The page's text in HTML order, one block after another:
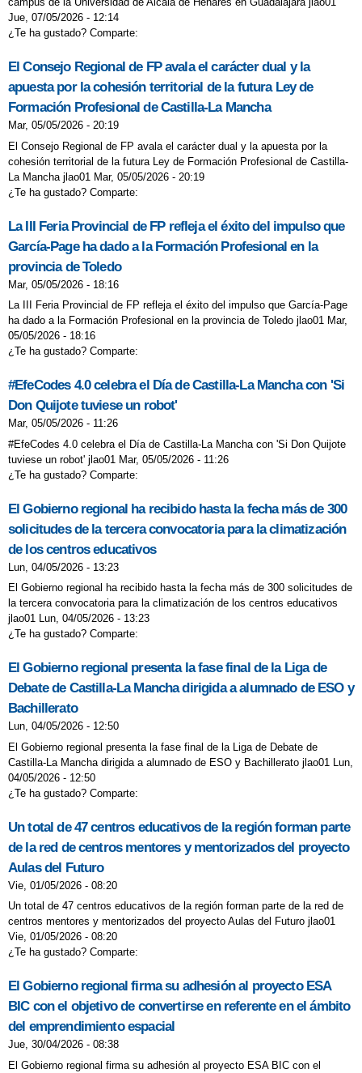
Jue, 07/05/2026 - 12:14
¿Te ha gustado? Comparte:
El Consejo Regional de FP avala el carácter dual y la
apuesta por la cohesión territorial de la futura Ley de
Formación Profesional de Castilla-La Mancha
Mar, 05/05/2026 - 20:19
El Consejo Regional de FP avala el carácter dual y la apuesta por la
cohesión territorial de la futura Ley de Formación Profesional de Castilla-
La Mancha jlao01 Mar, 05/05/2026 - 20:19
¿Te ha gustado? Comparte:
La III Feria Provincial de FP refleja el éxito del impulso que
García-Page ha dado a la Formación Profesional en la
provincia de Toledo
Mar, 05/05/2026 - 18:16
La III Feria Provincial de FP refleja el éxito del impulso que García-Page
ha dado a la Formación Profesional en la provincia de Toledo jlao01 Mar,
05/05/2026 - 18:16
¿Te ha gustado? Comparte:
#EfeCodes 4.0 celebra el Día de Castilla-La Mancha con 'Si
Don Quijote tuviese un robot'
Mar, 05/05/2026 - 11:26
#EfeCodes 4.0 celebra el Día de Castilla-La Mancha con 'Si Don Quijote
tuviese un robot' jlao01 Mar, 05/05/2026 - 11:26
¿Te ha gustado? Comparte:
El Gobierno regional ha recibido hasta la fecha más de 300
solicitudes de la tercera convocatoria para la climatización
de los centros educativos
Lun, 04/05/2026 - 13:23
El Gobierno regional ha recibido hasta la fecha más de 300 solicitudes de
la tercera convocatoria para la climatización de los centros educativos
jlao01 Lun, 04/05/2026 - 13:23
¿Te ha gustado? Comparte:
El Gobierno regional presenta la fase final de la Liga de
Debate de Castilla-La Mancha dirigida a alumnado de ESO y
Bachillerato
Lun, 04/05/2026 - 12:50
El Gobierno regional presenta la fase final de la Liga de Debate de
Castilla-La Mancha dirigida a alumnado de ESO y Bachillerato jlao01 Lun,
04/05/2026 - 12:50
¿Te ha gustado? Comparte:
Un total de 47 centros educativos de la región forman parte
de la red de centros mentores y mentorizados del proyecto
Aulas del Futuro
Vie, 01/05/2026 - 08:20
Un total de 47 centros educativos de la región forman parte de la red de
centros mentores y mentorizados del proyecto Aulas del Futuro jlao01
Vie, 01/05/2026 - 08:20
¿Te ha gustado? Comparte:
El Gobierno regional firma su adhesión al proyecto ESA
BIC con el objetivo de convertirse en referente en el ámbito
del emprendimiento espacial
Jue, 30/04/2026 - 08:38
El Gobierno regional firma su adhesión al proyecto ESA BIC con el